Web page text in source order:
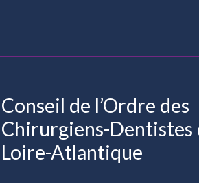
Conseil de l’Ordre des
Chirurgiens-Dentistes
Loire-Atlantique